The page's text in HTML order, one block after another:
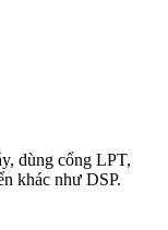
dùng cổng LPT,
khác như DSP.